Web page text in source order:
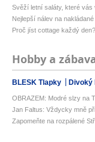
Svěží letní saláty, které vás
Nejlepší nálev na
Proč jíst cottage každý
Hobby a
BLESK Tlapky Divoký
OBRAZEM: Modré slzy na
Jan Faltus: Vždycky mně
Zapomeňte na rozpálené